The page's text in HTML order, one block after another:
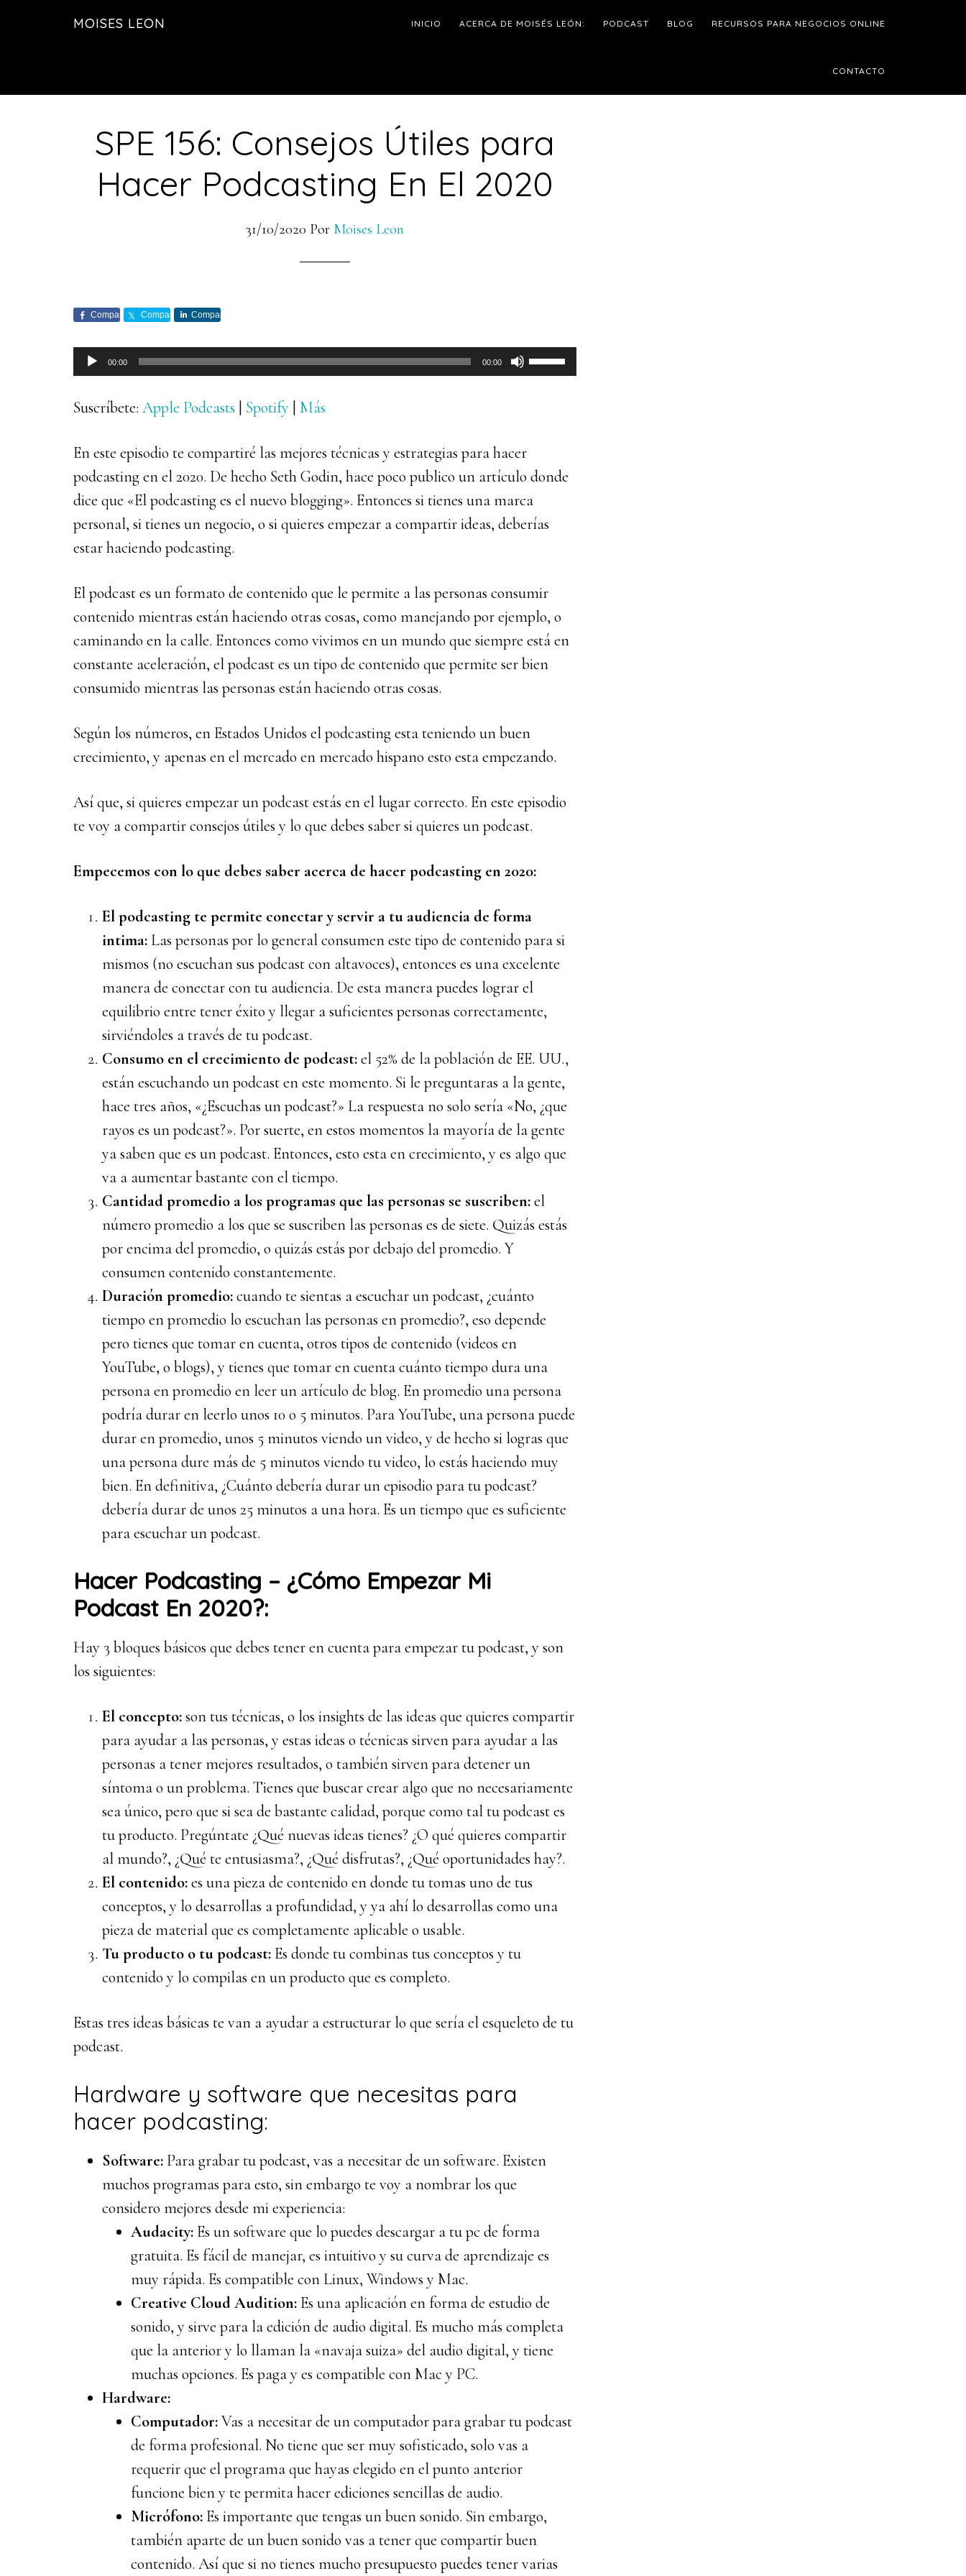
MOISES LEON INICIO ACERCA DE MOISÉS LEÓN: PODCAST BLOG RECURSOS PARA NEGOCIOS ONLINE
CONTACTO
SPE 156: Consejos Útiles para
Hacer Podcasting En El 2020
31/10/2020 Por Moises Leon
Comparte Comparte Comparte
Reproductor
de
audio
00:00 00:00
Utiliza
las
arriba/abajo
para
aumentar
el
volumen.
Suscríbete: Apple Podcasts | Spotify | Más
En este episodio te compartiré las mejores técnicas y estrategias para hacer
podcasting en el 2020. De hecho Seth Godin, hace poco publico un artículo donde
dice que «El podcasting es el nuevo blogging». Entonces si tienes una marca
personal, si tienes un negocio, o si quieres empezar a compartir ideas, deberías
estar haciendo podcasting.
El podcast es un formato de contenido que le permite a las personas consumir
contenido mientras están haciendo otras cosas, como manejando por ejemplo, o
caminando en la calle. Entonces como vivimos en un mundo que siempre está en
constante aceleración, el podcast es un tipo de contenido que permite ser bien
consumido mientras las personas están haciendo otras cosas.
Según los números, en Estados Unidos el podcasting esta teniendo un buen
crecimiento, y apenas en el mercado en mercado hispano esto esta empezando.
Así que, si quieres empezar un podcast estás en el lugar correcto. En este episodio
te voy a compartir consejos útiles y lo que debes saber si quieres un podcast.
Empecemos con lo que debes saber acerca de hacer podcasting en 2020:
El podcasting te permite conectar y servir a tu audiencia de forma
intima: Las personas por lo general consumen este tipo de contenido para si
mismos (no escuchan sus podcast con altavoces), entonces es una excelente
manera de conectar con tu audiencia. De esta manera puedes lograr el
equilibrio entre tener éxito y llegar a suficientes personas correctamente,
sirviéndoles a través de tu podcast.
Consumo en el crecimiento de podcast:el 52% de la población de EE. UU.,
están escuchando un podcast en este momento. Si le preguntaras a la gente,
hace tres años, «¿Escuchas un podcast?» La respuesta no solo sería «No, ¿que
rayos es un podcast?». Por suerte, en estos momentos la mayoría de la gente
ya saben que es un podcast. Entonces, esto esta en crecimiento, y es algo que
va a aumentar bastante con el tiempo.
Cantidad promedio a los programas que las personas se suscriben:el
número promedio a los que se suscriben las personas es de siete. Quizás estás
por encima del promedio, o quizás estás por debajo del promedio. Y
consumen contenido constantemente.
Duración promedio:cuando te sientas a escuchar un podcast, ¿cuánto
tiempo en promedio lo escuchan las personas en promedio?, eso depende
pero tienes que tomar en cuenta, otros tipos de contenido (videos en
YouTube, o blogs), y tienes que tomar en cuenta cuánto tiempo dura una
persona en promedio en leer un artículo de blog. En promedio una persona
podría durar en leerlo unos 10 o 5 minutos. Para YouTube, una persona puede
durar en promedio, unos 5 minutos viendo un video, y de hecho si logras que
una persona dure más de 5 minutos viendo tu video, lo estás haciendo muy
bien. En definitiva, ¿Cuánto debería durar un episodio para tu podcast?
debería durar de unos 25 minutos a una hora. Es un tiempo que es suficiente
para escuchar un podcast.
Hacer Podcasting – ¿Cómo Empezar Mi
Podcast En 2020?:
Hay 3 bloques básicos que debes tener en cuenta para empezar tu podcast, y son
los siguientes:
El concepto:son tus técnicas, o los insights de las ideas que quieres compartir
para ayudar a las personas, y estas ideas o técnicas sirven para ayudar a las
personas a tener mejores resultados, o también sirven para detener un
síntoma o un problema. Tienes que buscar crear algo que no necesariamente
sea único, pero que si sea de bastante calidad, porque como tal tu podcast es
tu producto. Pregúntate ¿Qué nuevas ideas tienes? ¿O qué quieres compartir
al mundo?, ¿Qué te entusiasma?, ¿Qué disfrutas?, ¿Qué oportunidades hay?.
El contenido:es una pieza de contenido en donde tu tomas uno de tus
conceptos, y lo desarrollas a profundidad, y ya ahí lo desarrollas como una
pieza de material que es completamente aplicable o usable.
Tu producto o tu podcast: Es donde tu combinas tus conceptos y tu
contenido y lo compilas en un producto que es completo.
Estas tres ideas básicas te van a ayudar a estructurar lo que sería el esqueleto de tu
podcast.
Hardware y software que necesitas para
hacer podcasting:
Software: Para grabar tu podcast, vas a necesitar de un software. Existen
muchos programas para esto, sin embargo te voy a nombrar los que
considero mejores desde mi experiencia:
Audacity: Es un software que lo puedes descargar a tu pc de forma
gratuita. Es fácil de manejar, es intuitivo y su curva de aprendizaje es
muy rápida. Es compatible con Linux, Windows y Mac.
Creative Cloud Audition: Es una aplicación en forma de estudio de
sonido, y sirve para la edición de audio digital. Es mucho más completa
que la anterior y lo llaman la «navaja suiza» del audio digital, y tiene
muchas opciones. Es paga y es compatible con Mac y PC.
Hardware:
Computador:Vas a necesitar de un computador para grabar tu podcast
de forma profesional. No tiene que ser muy sofisticado, solo vas a
requerir que el programa que hayas elegido en el punto anterior
funcione bien y te permita hacer ediciones sencillas de audio.
Micrófono: Es importante que tengas un buen sonido. Sin embargo,
también aparte de un buen sonido vas a tener que compartir buen
contenido. Así que si no tienes mucho presupuesto puedes tener varias